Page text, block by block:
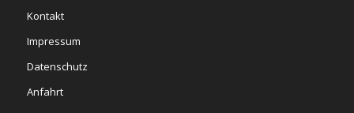
Kontakt
Impressum
Datenschutz
Anfahrt